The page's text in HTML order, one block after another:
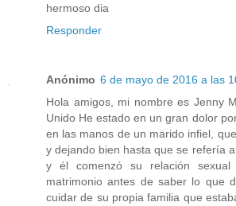
hermoso dia
Responder
Anónimo 6 de mayo de 2016 a las
Hola amigos, mi nombre es Jenny
Unido He estado en un gran dolor
en las manos de un marido infiel,
y dejando bien hasta que se refería
y él comenzó su relación
matrimonio antes de saber lo que
cuidar de su propia familia que